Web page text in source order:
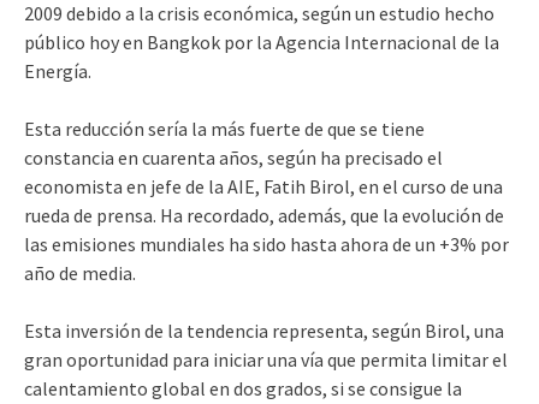
2009 debido a la crisis económica, según un estudio hecho
público hoy en Bangkok por la Agencia Internacional de la
Energía.
Esta reducción sería la más fuerte de que se tiene
constancia en cuarenta años, según ha precisado el
economista en jefe de la AIE, Fatih Birol, en el curso de una
rueda de prensa. Ha recordado, además, que la evolución de
las emisiones mundiales ha sido hasta ahora de un +3% por
año de media.
Esta inversión de la tendencia representa, según Birol, una
gran oportunidad para iniciar una vía que permita limitar el
calentamiento global en dos grados, si se consigue la